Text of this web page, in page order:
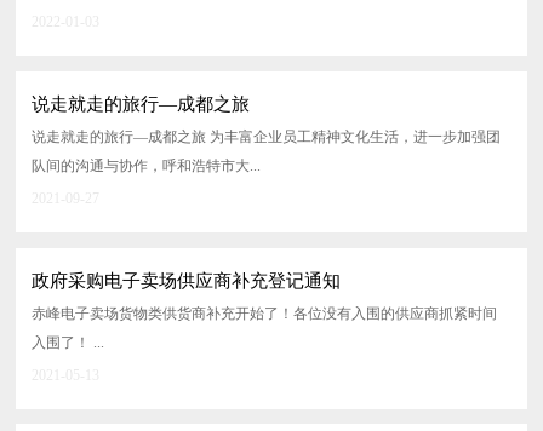
新闻资讯
2022-01-03
说走就走的旅行—成都之旅
说走就走的旅行—成都之旅 为丰富企业员工精神文化生活，进一步加强团
队间的沟通与协作，呼和浩特市大...
2021-09-27
政府采购电子卖场供应商补充登记通知
赤峰电子卖场货物类供货商补充开始了！各位没有入围的供应商抓紧时间
入围了！ ...
2021-05-13